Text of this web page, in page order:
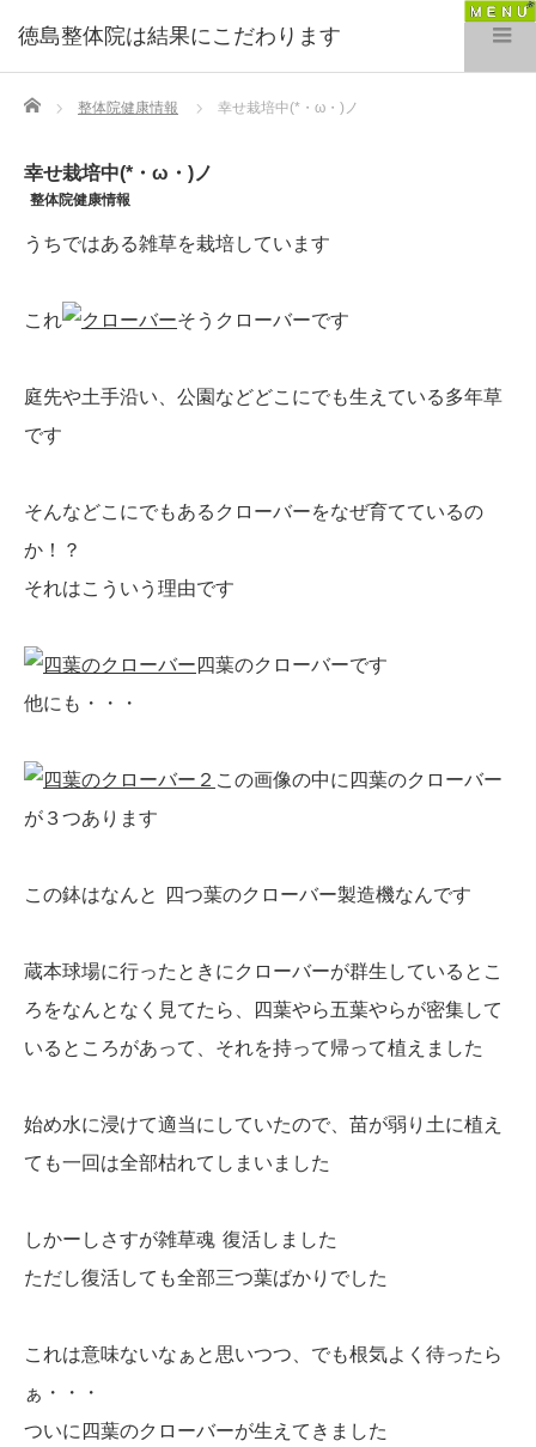
徳島整体院は結果にこだわります
Home 整体院健康情報 幸せ栽培中(*・ω・)ノ
幸せ栽培中(*・ω・)ノ
整体院健康情報
うちではある雑草を栽培しています
これ そうクローバーです
庭先や土手沿い、公園などどこにでも生えている多年草
です
そんなどこにでもあるクローバーをなぜ育てているの
か！？
それはこういう理由です
四葉のクローバーです
他にも・・・
この画像の中に四葉のクローバー
が３つあります
この鉢はなんと 四つ葉のクローバー製造機なんです
蔵本球場に行ったときにクローバーが群生しているとこ
ろをなんとなく見てたら、四葉やら五葉やらが密集して
いるところがあって、それを持って帰って植えました
始め水に浸けて適当にしていたので、苗が弱り土に植え
ても一回は全部枯れてしまいました
しかーしさすが雑草魂 復活しました
ただし復活しても全部三つ葉ばかりでした
これは意味ないなぁと思いつつ、でも根気よく待ったら
ぁ・・・
ついに四葉のクローバーが生えてきました